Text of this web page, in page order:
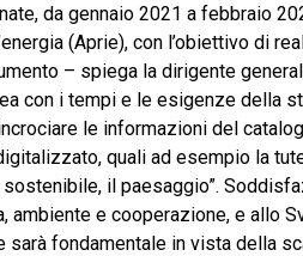
da gennaio 2021 a febbraio
(Aprie), con l’obiettivo di
– spiega la dirigente
con i tempi e le esigenze della
le informazioni del
quali ad esempio la
sostenibile, il paesaggio”.
ambiente e cooperazione, e allo
sarà fondamentale in vista della